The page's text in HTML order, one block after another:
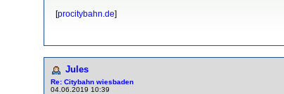
[procitybahn.de]
Jules
Re: Citybahn wiesbaden
04.06.2019 10:39